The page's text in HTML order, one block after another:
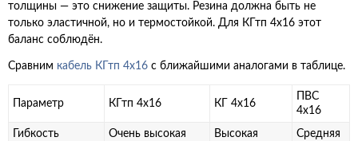
толщины — это снижение защиты. Резина должна быть не
только эластичной, но и термостойкой. Для КГтп 4х16 этот
баланс соблюдён.
Сравним кабель КГтп 4х16 с ближайшими аналогами в таблице.
Параметр КГтп 4х16 КГ 4х16
ПВС
4х16
Гибкость Очень высокая Высокая Средняя